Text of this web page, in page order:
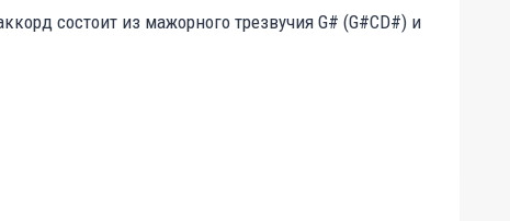
состоит из мажорного трезвучия G# (G#CD#) и